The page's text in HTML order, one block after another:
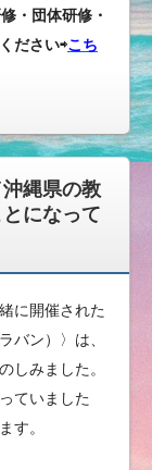
・団体研修・
ださい⇨こち
縄県の教
になって
に開催された
バン）〉は、
しみました。
ていました
す。